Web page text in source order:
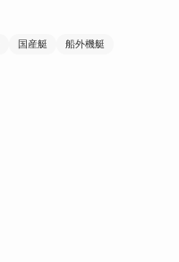
国産艇 船外機艇